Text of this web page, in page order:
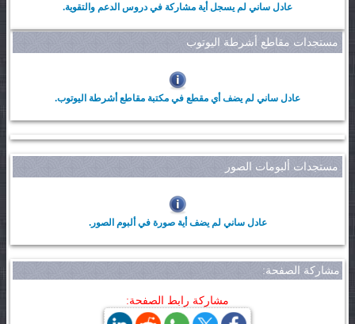
عادل ساني لم يسجل أية مشاركة في دروس الدعم والتقوية.
مستجدات مقاطع أشرطة اليوتوب
عادل ساني لم يضف أي مقطع في مكتبة مقاطع أشرطة اليوتوب.
مستجدات ألبومات الصور
عادل ساني لم يضف أية صورة في ألبوم الصور.
مشاركة الصفحة:
مشاركة رابط الصفحة: